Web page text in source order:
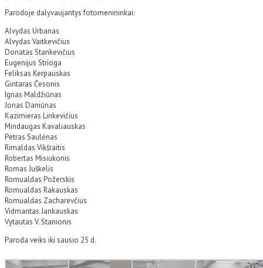
Parodoje dalyvaujantys fotomenininkai:
Alvydas Urbanas
Alvydas Vaitkevičius
Donatas Stankevičius
Eugenijus Strioga
Feliksas Kerpauskas
Gintaras Česonis
Ignas Maldžiūnas
Jonas Daniūnas
Kazimieras Linkevičius
Mindaugas Kavaliauskas
Petras Saulėnas
Rimaldas Vikšraitis
Robertas Misiukonis
Romas Juškelis
Romualdas Požerskis
Romualdas Rakauskas
Romualdas Zacharevčius
Vidmantas Jankauskas
Vytautas V. Stanionis
Paroda veiks iki sausio 25 d.